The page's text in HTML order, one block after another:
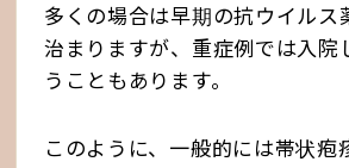
多くの場合は早期の抗ウイルス
治まりますが、重症例では入院
うこともあります。
このように、一般的には帯状疱